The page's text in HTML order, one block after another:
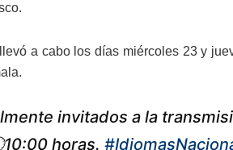
a cabo los días miércoles 23 y
invitados a la
horas.